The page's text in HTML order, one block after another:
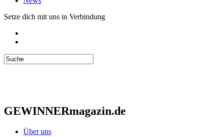
Setze dich mit uns in Verbindung
GEWINNERmagazin.de
Über uns